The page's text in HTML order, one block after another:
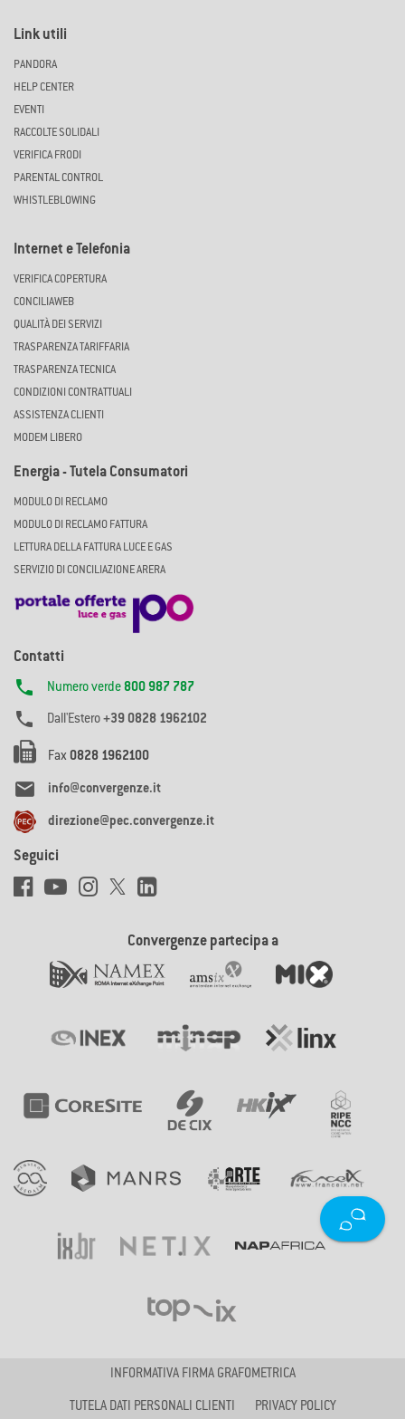
Link utili
PANDORA
HELP CENTER
EVENTI
RACCOLTE SOLIDALI
VERIFICA FRODI
PARENTAL CONTROL
WHISTLEBLOWING
Internet e Telefonia
VERIFICA COPERTURA
CONCILIAWEB
QUALITÀ DEI SERVIZI
TRASPARENZA TARIFFARIA
TRASPARENZA TECNICA
CONDIZIONI CONTRATTUALI
ASSISTENZA CLIENTI
MODEM LIBERO
Energia - Tutela Consumatori
MODULO DI RECLAMO
MODULO DI RECLAMO FATTURA
LETTURA DELLA FATTURA LUCE E GAS
SERVIZIO DI CONCILIAZIONE ARERA
Contatti
 Numero verde 800 987 787
 Dall'Estero +39 0828 1962102
Fax 0828 1962100
 info@convergenze.it
direzione@pec.convergenze.it
Seguici
Convergenze partecipa a
INFORMATIVA FIRMA GRAFOMETRICA
TUTELA DATI PERSONALI CLIENTI PRIVACY POLICY